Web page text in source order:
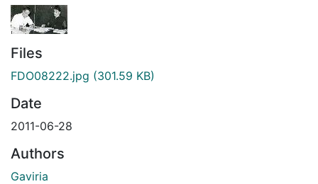
Files
FDO08222.jpg (301.59 KB)
Date
2011-06-28
Authors
Gaviria